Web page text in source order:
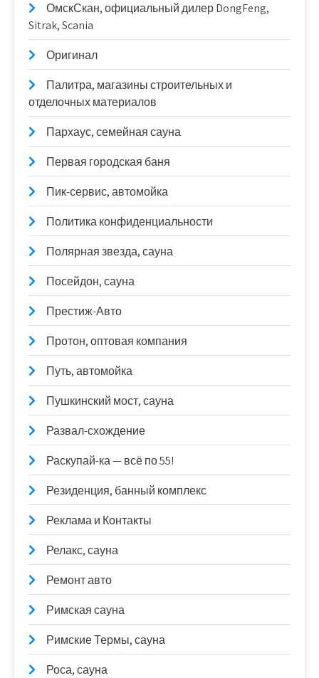
ОмскСкан, официальный дилер DongFeng,
Sitrak, Scania
Оригинал
Палитра, магазины строительных и
отделочных материалов
Пархаус, семейная сауна
Первая городская баня
Пик-сервис, автомойка
Политика конфиденциальности
Полярная звезда, сауна
Посейдон, сауна
Престиж-Авто
Протон, оптовая компания
Путь, автомойка
Пушкинский мост, сауна
Развал-схождение
Раскупай-ка — всё по 55!
Резиденция, банный комплекс
Реклама и Контакты
Релакс, сауна
Ремонт авто
Римская сауна
Римские Термы, сауна
Роса, сауна